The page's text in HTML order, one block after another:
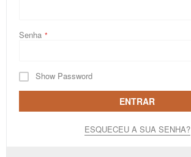
Senha
Show Password
ENTRAR
ESQUECEU A SUA SENHA?